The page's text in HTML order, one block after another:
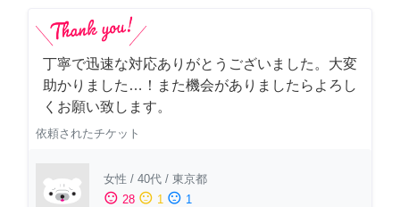
丁寧で迅速な対応ありがとうございました。大変
助かりました…！また機会がありましたらよろし
くお願い致します。
依頼されたチケット
女性 / 40代 / 東京都
sentiment_satisfied 28 sentiment_neutral 1 sentiment_dissatisfied 1